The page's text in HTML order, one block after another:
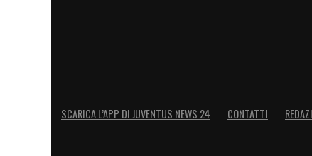
vaccinale (con le due dosi di vaccino),
o a chi è guarito dal Covid-19.
“base”, cioè quello fino ad ora
SCARICA L’APP DI JUVENTUS NEWS 24 CONTATTI